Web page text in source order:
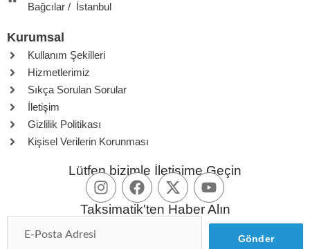
Bağcılar / İstanbul
Kurumsal
Kullanım Şekilleri
Hizmetlerimiz
Sıkça Sorulan Sorular
İletişim
Gizlilik Politikası
Kişisel Verilerin Korunması
Lütfen bizimle İletişime Geçin
Taksimatik'ten Haber Alın
Gönder